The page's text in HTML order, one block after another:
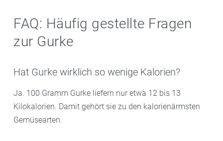
FAQ: Häufig gestellte Fragen
zur Gurke
Hat Gurke wirklich so wenige Kalorien?
Ja. 100 Gramm Gurke liefern nur etwa 12 bis 13
Kilokalorien. Damit gehört sie zu den kalorienärmsten
Gemüsearten.